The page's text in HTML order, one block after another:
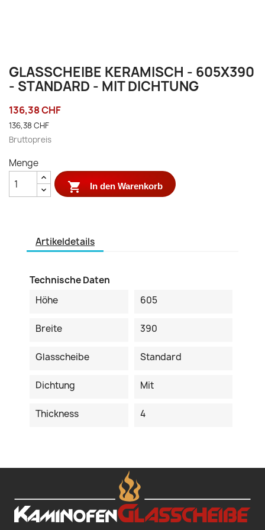
GLASSCHEIBE KERAMISCH - 605X390
- STANDARD - MIT DICHTUNG
136,38 CHF
136,38 CHF
Bruttopreis
Menge
 In den Warenkorb
Artikeldetails
Technische Daten
Höhe
605
Breite 390
Glasscheibe Standard
Dichtung Mit
Thickness 4